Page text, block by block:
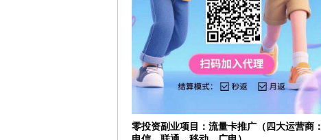
零投资副业项目：流量卡推广（四大运营商：